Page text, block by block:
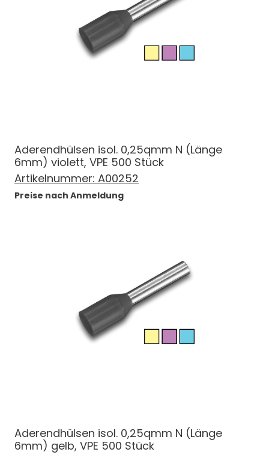
Aderendhülsen isol. 0,25qmm N (Länge
6mm) violett, VPE 500 Stück
Artikelnummer: A00252
Preise nach Anmeldung
Aderendhülsen isol. 0,25qmm N (Länge
6mm) gelb, VPE 500 Stück